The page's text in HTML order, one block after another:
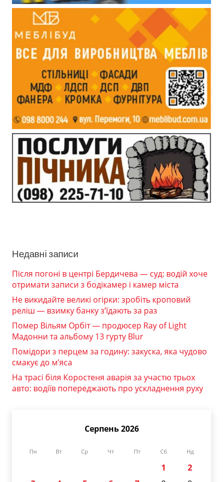
Недавні записи
Після погоні в центрі Бердичева — суд: водій хоче
отримати записи з бодікамер і камер міста
Не викидайте великі огірки: зробіть кроповий
реліш — взимку банку з’їдають за раз
Помер Вільям Орбіт — продюсер Ray of Light
Мадонни та альбому 13 гурту Blur
Помідори з перцем за годину: закуска, яка чудово
смакує до м’яса
На трасі біля Коростеня аварія за участю трьох
авто: водіїв попереджають про ускладнення руху
Серпень 2026
Пн Вт Ср Чт Пт Сб Нд
1
2